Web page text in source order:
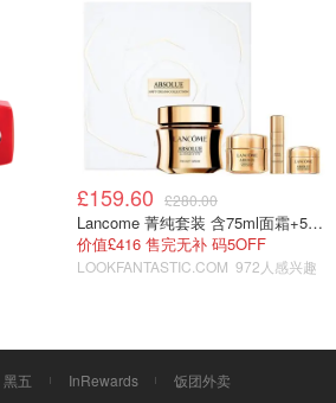
£159.60 £280.00
Lancome 菁纯套装 含75ml面霜+5ml精华+5ml眼霜
价值£416 售完无补 码5OFF
LOOKFANTASTIC.COM 972人感兴趣
黑五 InRewards
饭团外卖